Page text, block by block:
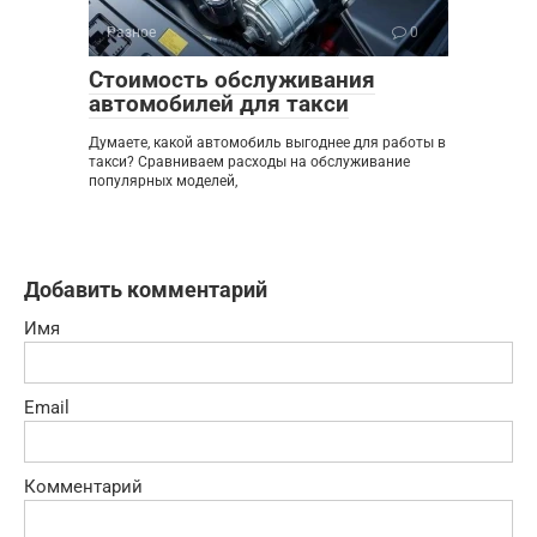
Разное 0
Стоимость обслуживания
автомобилей для такси
Думаете, какой автомобиль выгоднее для работы в
такси? Сравниваем расходы на обслуживание
популярных моделей,
Добавить комментарий
Имя
Email
Комментарий